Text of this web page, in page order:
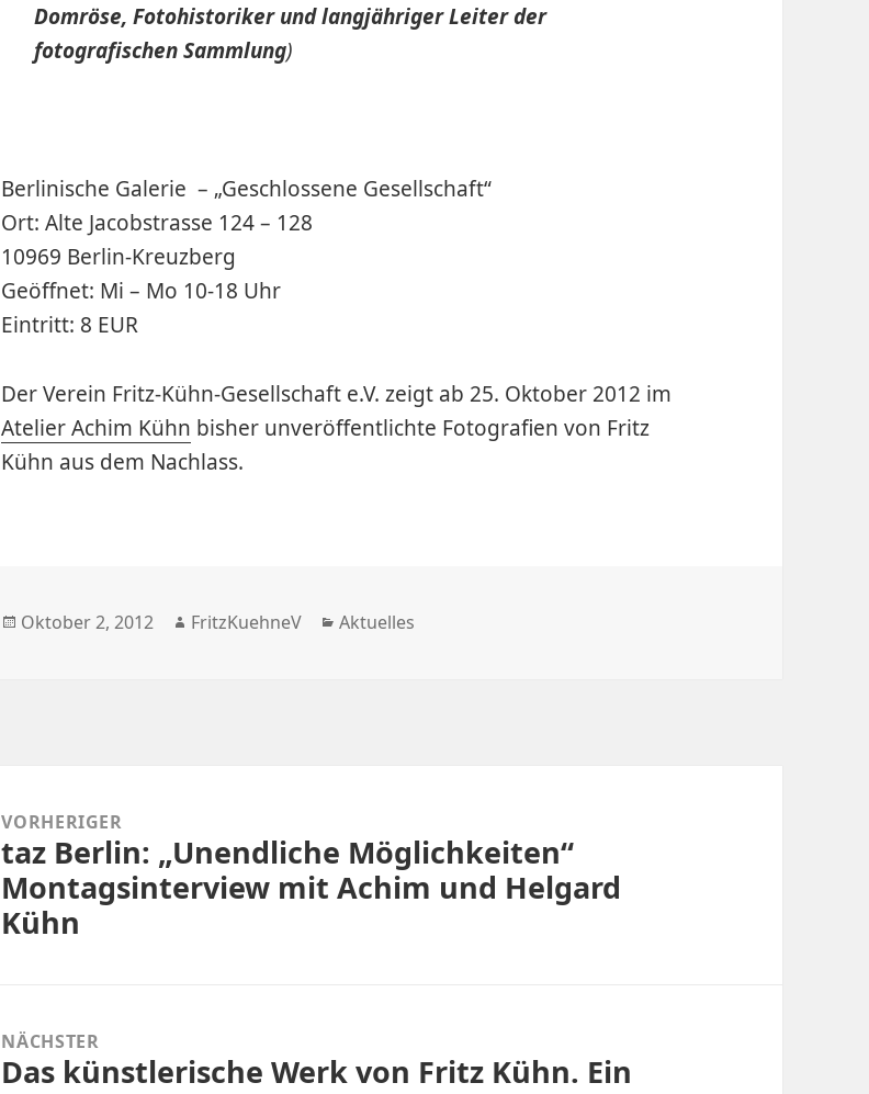
Domröse, Fotohistoriker und langjähriger Leiter der
fotografischen Sammlung)
Berlinische Galerie – „Geschlossene Gesellschaft“
Ort: Alte Jacobstrasse 124 – 128
10969 Berlin-Kreuzberg
Geöffnet: Mi – Mo 10-18 Uhr
Eintritt: 8 EUR
Der Verein Fritz-Kühn-Gesellschaft e.V. zeigt ab 25. Oktober 2012 im
Atelier Achim Kühn bisher unveröffentlichte Fotografien von Fritz
Kühn aus dem Nachlass.
Veröffentlicht
Oktober 2, 2012 Autor
FritzKuehneV Kategorien
Aktuelles
VORHERIGER
Vorheriger
Beitrag:
taz Berlin: „Unendliche Möglichkeiten“
Montagsinterview mit Achim und Helgard
Kühn
NÄCHSTER
Nächster
Das künstlerische Werk von Fritz Kühn. Ein